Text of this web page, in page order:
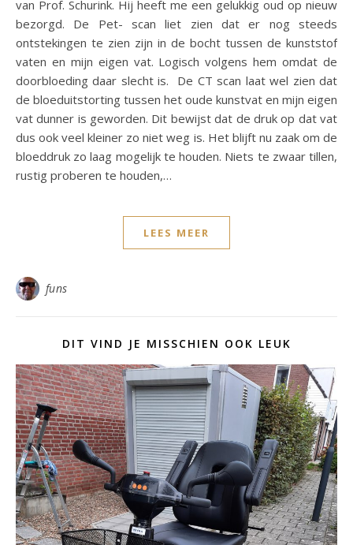
van Prof. Schurink. Hij heeft me een gelukkig oud op nieuw
bezorgd. De Pet- scan liet zien dat er nog steeds
ontstekingen te zien zijn in de bocht tussen de kunststof
vaten en mijn eigen vat. Logisch volgens hem omdat de
doorbloeding daar slecht is. De CT scan laat wel zien dat
de bloeduitstorting tussen het oude kunstvat en mijn eigen
vat dunner is geworden. Dit bewijst dat de druk op dat vat
dus ook veel kleiner zo niet weg is. Het blijft nu zaak om de
bloeddruk zo laag mogelijk te houden. Niets te zwaar tillen,
rustig proberen te houden,…
LEES MEER
funs
DIT VIND JE MISSCHIEN OOK LEUK